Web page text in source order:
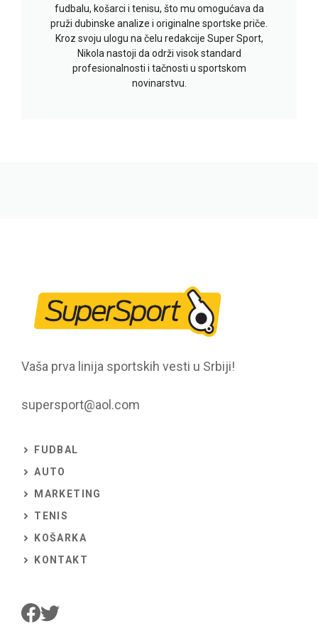
fudbalu, košarci i tenisu, što mu omogućava da
pruži dubinske analize i originalne sportske priče.
Kroz svoju ulogu na čelu redakcije Super Sport,
Nikola nastoji da održi visok standard
profesionalnosti i tačnosti u sportskom
novinarstvu.
Vaša prva linija sportskih vesti u Srbiji!
supersport@aol.com
FUDBAL
AUTO
MARKETING
TENIS
KOŠARKA
KONTAKT